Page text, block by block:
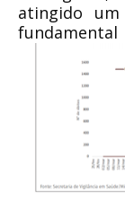
atingido
fundamental